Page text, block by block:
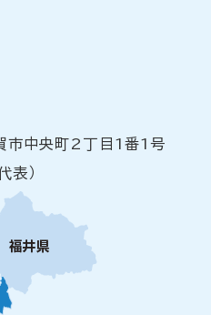
中央町2丁目1番1号
）